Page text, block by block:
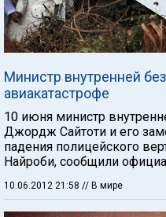
Министр внутренней
авиакатастрофе
10 июня министр
Джордж Сайтоти и его
падения полицейского
Найроби, сообщили
10.06.2012 21:58 // В мире